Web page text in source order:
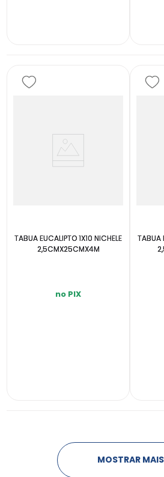
TABUA EUCALIPTO 1X10 NICHELE
2,5CMX25CMX4M
no PIX
TABUA
MOSTRAR MAIS